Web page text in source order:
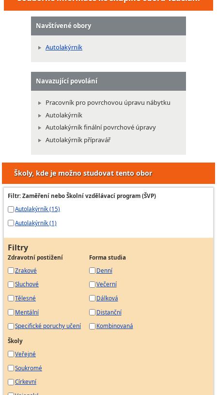
Navštívené obory
Autolakýrník
Navazující povolání
Pracovník pro povrchovou úpravu nábytku
Autolakýrník
Autolakýrník finální povrchové úpravy
Autolakýrník přípravář
Školy, kde je možno studovat tento obor
Filtr: Zaměření nebo Školní vzdělávací program (ŠVP)
Autolakýrník (15)
Autolakýrník (1)
Filtry
Zdravotní postižení
Zrakové
Sluchové
Tělesné
Mentální
Specifické poruchy učení
Forma studia
Denní
Večerní
Dálková
Distanční
Kombinovaná
Školy
Veřejné
Soukromé
Církevní